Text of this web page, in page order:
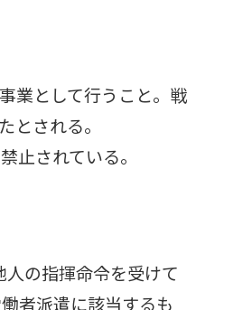
業として行うこと。戦
とされる。
止されている。
の指揮命令を受けて
者派遣に該当するも